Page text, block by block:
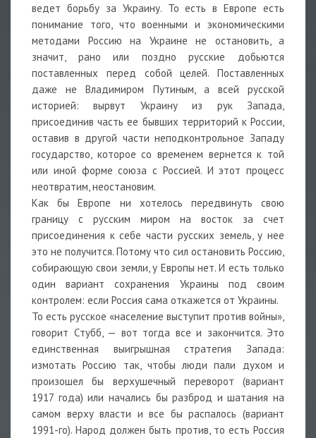
ведет борьбу за Украину. То есть в Европе есть
понимание того, что военными и экономическими
методами Россию на Украине не остановить, а
значит, рано или поздно русские добьются
поставленных перед собой целей. Поставленных
даже не Владимиром Путиным, а всей русской
историей: вырвут Украину из рук Запада,
присоединив часть ее бывших территорий к России,
оставив в другой части неподконтрольное Западу
государство, которое со временем вернется к той
или иной форме союза с Россией. И этот процесс
неотвратим, неостановим.
Как бы Европе ни хотелось передвинуть свою
границу с русским миром на восток за счет
присоединения к себе части русских земель, у нее
это не получится. Потому что сил остановить Россию,
собирающую свои земли, у Европы нет. И есть только
один вариант сохранения Украины под своим
контролем: если Россия сама откажется от Украины.
То есть русское «население выступит против войны»,
говорит Стубб, — вот тогда все и закончится. Это
единственная выигрышная стратегия Запада:
измотать Россию так, чтобы люди пали духом и
произошел бы верхушечный переворот (вариант
1917 года) или начались бы разброд и шатания на
самом верху власти и все бы распалось (вариант
1991-го). Народ должен быть против, то есть Россия